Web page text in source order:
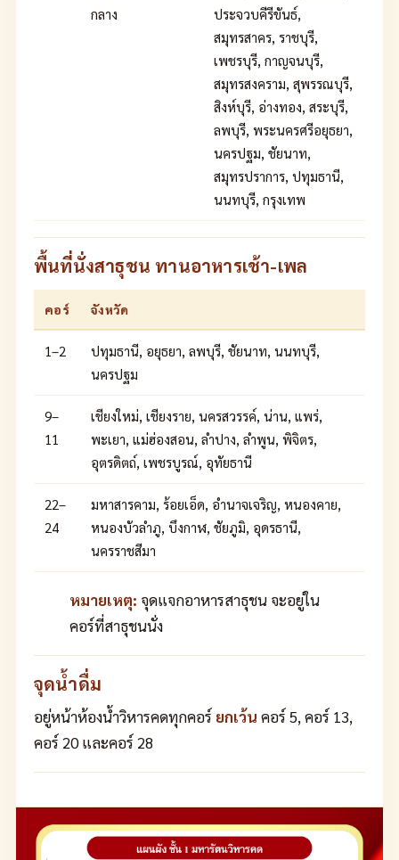
กลาง
ประจวบคีรีขันธ์,
สมุทรสาคร, ราชบุรี,
เพชรบุรี, กาญจนบุรี,
สมุทรสงคราม, สุพรรณบุรี,
สิงห์บุรี, อ่างทอง, สระบุรี,
ลพบุรี, พระนครศรีอยุธยา,
นครปฐม, ชัยนาท,
สมุทรปราการ, ปทุมธานี,
นนทบุรี, กรุงเทพ
พื้นที่นั่งสาธุชน ทานอาหารเช้า-เพล
คอร์ จังหวัด
1–2
ปทุมธานี, อยุธยา, ลพบุรี, ชัยนาท, นนทบุรี,
นครปฐม
9–
11
เชียงใหม่, เชียงราย, นครสวรรค์, น่าน, แพร่,
พะเยา, แม่ฮ่องสอน, ลำปาง, ลำพูน, พิจิตร,
อุตรดิตถ์, เพชรบูรณ์, อุทัยธานี
22–
24
มหาสารคาม, ร้อยเอ็ด, อำนาจเจริญ, หนองคาย,
หนองบัวลำภู, บึงกาฬ, ชัยภูมิ, อุดรธานี,
นครราชสีมา
หมายเหตุ: จุดแจกอาหารสาธุชน จะอยู่ใน
คอร์ที่สาธุชนนั่ง
จุดน้ำดื่ม
อยู่หน้าห้องน้ำวิหารคดทุกคอร์ ยกเว้น คอร์ 5, คอร์ 13,
คอร์ 20 และคอร์ 28